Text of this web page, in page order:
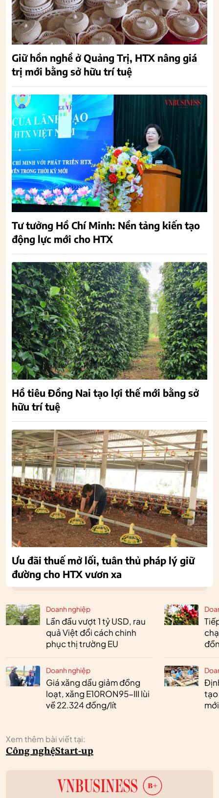
Doanh nghiệp
Lần đầu vượt 1 tỷ USD, rau
quả Việt đổi cách chinh
phục thị trường EU
Doanh nghiệp
Giá xăng dầu giảm đồng
loạt, xăng E10RON95-III lùi
về 22.324 đồng/lít
tạo
Xem thêm bài viết tại:
Công nghệStart-up
Giữ hồn nghề ở Quảng Trị, HTX nâng giá
trị mới bằng sở hữu trí tuệ
Tư tưởng Hồ Chí Minh: Nền tảng kiến tạo
động lực mới cho HTX
Hồ tiêu Đồng Nai tạo lợi thế mới bằng sở
hữu trí tuệ
Ưu đãi thuế mở lối, tuân thủ pháp lý giữ
đường cho HTX vươn xa